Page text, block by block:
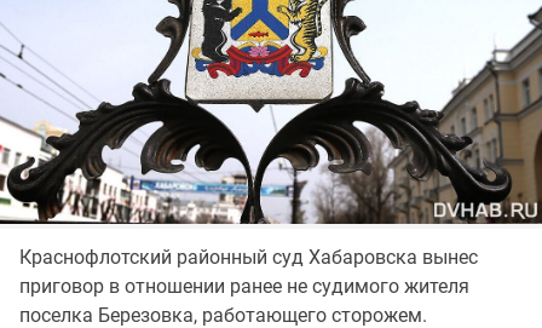
Краснофлотский районный суд Хабаровска вынес
приговор в отношении ранее не судимого жителя
поселка Березовка, работающего сторожем.